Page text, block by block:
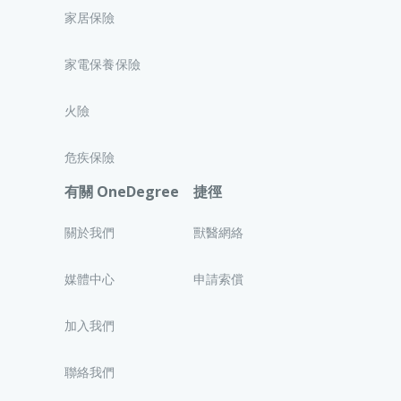
家居保險
家電保養保險
火險
危疾保險
有關 OneDegree
關於我們
媒體中心
加入我們
聯絡我們
捷徑
獸醫網絡
申請索償